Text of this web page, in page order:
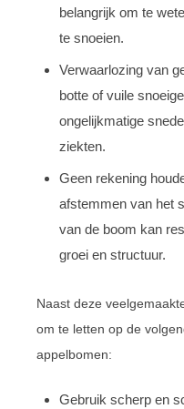
belangrijk om te
te snoeien.
Verwaarlozing van
botte of vuile
ongelijkmatige
ziekten.
Geen rekening
afstemmen van het
van de boom kan
groei en structuur.
Naast deze
om te letten op de
appelbomen:
Gebruik scherp en